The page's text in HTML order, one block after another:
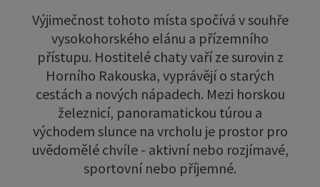
Výjimečnost tohoto místa spočívá v souhře
vysokohorského elánu a přízemního
přístupu. Hostitelé chaty vaří ze surovin z
Horního Rakouska, vyprávějí o starých
cestách a nových nápadech. Mezi horskou
železnicí, panoramatickou túrou a
východem slunce na vrcholu je prostor pro
uvědomělé chvíle - aktivní nebo rozjímavé,
sportovní nebo příjemné.